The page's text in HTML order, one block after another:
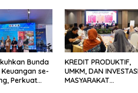
Bunda
se-
Perkuat
KREDIT PRODUKTIF,
UMKM, DAN
MASYARAKAT